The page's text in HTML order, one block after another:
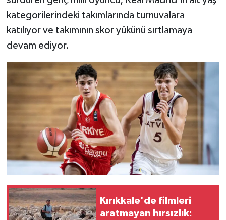
kategorilerindeki takımlarında turnuvalara
katılıyor ve takımının skor yükünü sırtlamaya
devam ediyor.
Kırıkkale'de filmleri
aratmayan hırsızlık: